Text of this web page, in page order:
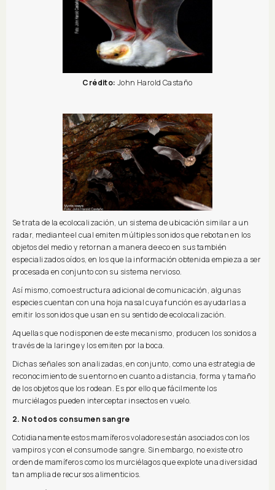
Crédito: John Harold Castaño
Se trata de la ecolocalización, un sistema de ubicación similar a un
radar, mediante el cual emiten múltiples sonidos que rebotan en los
objetos del medio y retornan a manera de eco en sus también
especializados oídos, en los que la información obtenida empieza a ser
procesada en conjunto con su sistema nervioso.
Así mismo, como estructura adicional de comunicación, algunas
especies cuentan con una hoja nasal cuya función es ayudarlas a
emitir los sonidos que usan en su sentido de ecolocalización.
Aquellas que no disponen de este mecanismo, producen los sonidos a
través de la laringe y los emiten por la boca.
Dichas señales son analizadas, en conjunto, como una estrategia de
reconocimiento de su entorno en cuanto a distancia, forma y tamaño
de los objetos que los rodean. Es por ello que fácilmente los
murciélagos pueden interceptar insectos en vuelo.
2. No todos consumen sangre
Cotidianamente estos mamíferos voladores están asociados con los
vampiros y con el consumo de sangre. Sin embargo, no existe otro
orden de mamíferos como los murciélagos que explote una diversidad
tan amplia de recursos alimenticios.